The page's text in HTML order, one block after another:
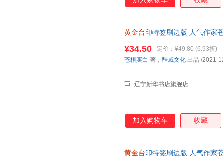
黄金台印特签刷边版 人气作家
¥34.50 定价： ¥49.80 (6.93折)
辽宁新华书店旗舰店
苍梧宾白 著， 酷威文化 出品 /2021-
加入购物车 收藏
黄金台印特签刷边版 人气作家